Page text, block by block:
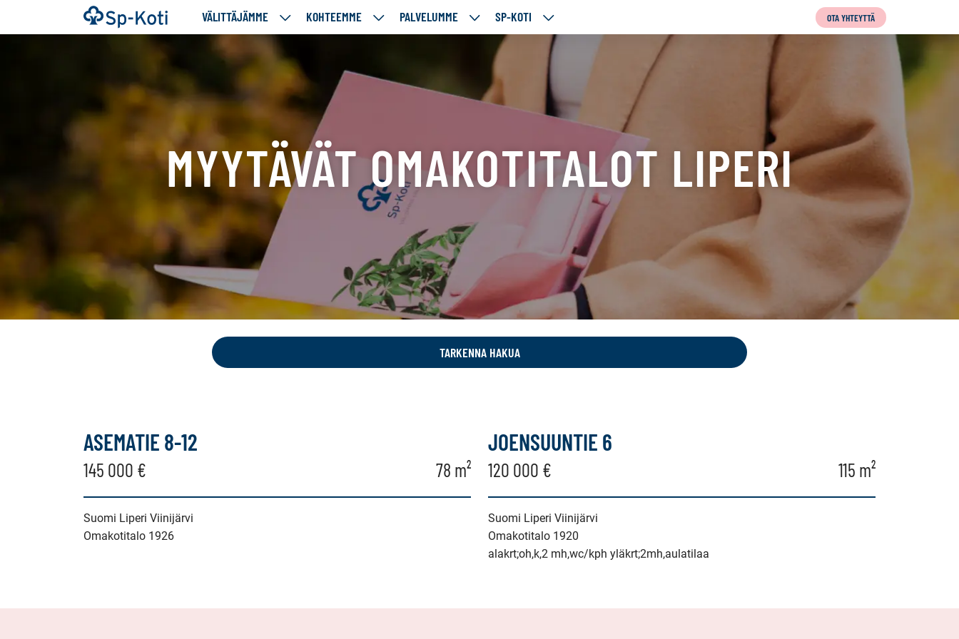
Siirry
sisältöön
Etusivu VÄLITTÄJÄMME
VÄLITTÄJÄMME
KOHTEEMME
KOHTEEMME
PALVELUMME
PALVELUMME
ALASIVUT
SP-KOTI
SP-
KOTI
ALASIVUT
OTA YHTEYTTÄ
MYYTÄVÄT OMAKOTITALOT LIPERI
Tällä
sivulla
näytetään
erillistalo,
maatila
TARKENNA HAKUA
ASEMATIE 8-12
145 000 € 78 m²
Suomi Liperi Viinijärvi
Omakotitalo 1926
JOENSUUNTIE 6
120 000 € 115 m²
Suomi Liperi Viinijärvi
Omakotitalo 1920
alakrt;oh,k,2 mh,wc/kph yläkrt;2mh,aulatilaa